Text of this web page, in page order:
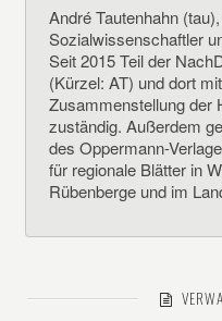
André Tautenhahn
Sozialwissenschaftler
Seit 2015 Teil der
(Kürzel: AT) und dort
Zusammenstellung der
zuständig. Außerdem
des Oppermann-
für regionale Blätter in
Rübenberge und im